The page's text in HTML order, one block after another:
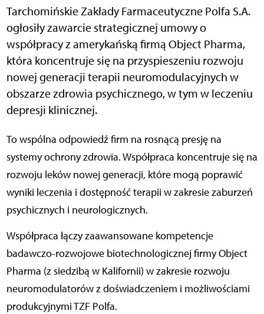
Tarchomińskie Zakłady Farmaceutyczne Polfa S.A.
ogłosiły zawarcie strategicznej umowy o
współpracy z amerykańską firmą Object Pharma,
która koncentruje się na przyspieszeniu rozwoju
nowej generacji terapii neuromodulacyjnych w
obszarze zdrowia psychicznego, w tym w leczeniu
depresji klinicznej.
To wspólna odpowiedź firm na rosnącą presję na
systemy ochrony zdrowia. Współpraca koncentruje się na
rozwoju leków nowej generacji, które mogą poprawić
wyniki leczenia i dostępność terapii w zakresie zaburzeń
psychicznych i neurologicznych.
Współpraca łączy zaawansowane kompetencje
badawczo-rozwojowe biotechnologicznej firmy Object
Pharma (z siedzibą w Kalifornii) w zakresie rozwoju
neuromodulatorów z doświadczeniem i możliwościami
produkcyjnymi TZF Polfa.